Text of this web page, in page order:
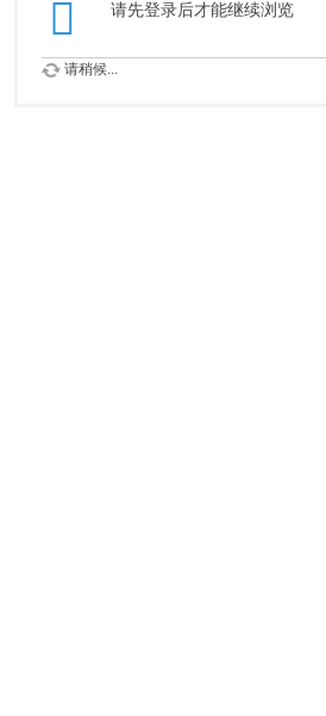
请先登录后才能继续浏览
请稍候...